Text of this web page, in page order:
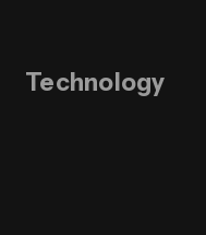
Technology